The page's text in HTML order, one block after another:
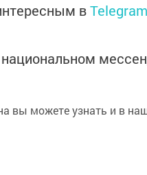
в
национальном
вы можете узнать и в